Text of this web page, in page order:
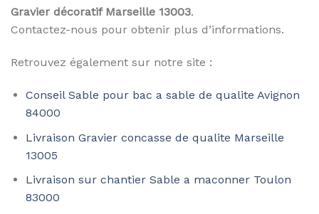
Gravier décoratif Marseille 13003.
Contactez-nous pour obtenir plus d’informations.
Retrouvez également sur notre site :
Conseil Sable pour bac a sable de qualite Avignon
84000
Livraison Gravier concasse de qualite Marseille
13005
Livraison sur chantier Sable a maconner Toulon
83000